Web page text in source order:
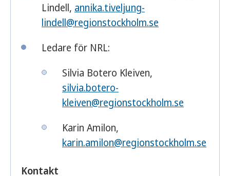
Lindell, annika.tiveljung-
lindell@regionstockholm.se
Ledare för NRL:
Silvia Botero Kleiven,
silvia.botero-
kleiven@regionstockholm.se
Karin Amilon,
karin.amilon@regionstockholm.se
Kontakt